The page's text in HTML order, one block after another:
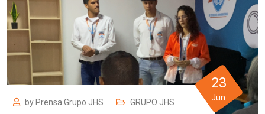
by Prensa Grupo JHS GRUPO JHS
23
Jun